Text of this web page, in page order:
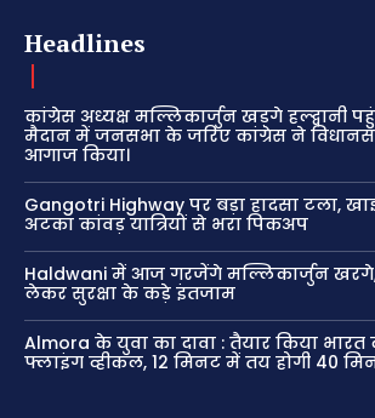
Headlines
कांग्रेस अध्यक्ष मल्लिकार्जुन खड़गे हल्द्वानी
मैदान में जनसभा के जरिए कांग्रेस ने
आगाज किया।
Gangotri Highway पर बड़ा हादसा टला,
अटका कांवड़ यात्रियों से भरा पिकअप
Haldwani में आज गरजेंगे मल्लिकार्जुन
लेकर सुरक्षा के कड़े इंतजाम
Almora के युवा का दावा : तैयार किया
फ्लाइंग व्हीकल, 12 मिनट में तय होगी 40